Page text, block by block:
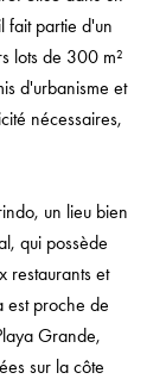
fait partie d'un
lots de 300 m²
d'urbanisme et
nécessaires,
un lieu bien
qui possède
restaurants et
est proche de
Grande,
sur la côte